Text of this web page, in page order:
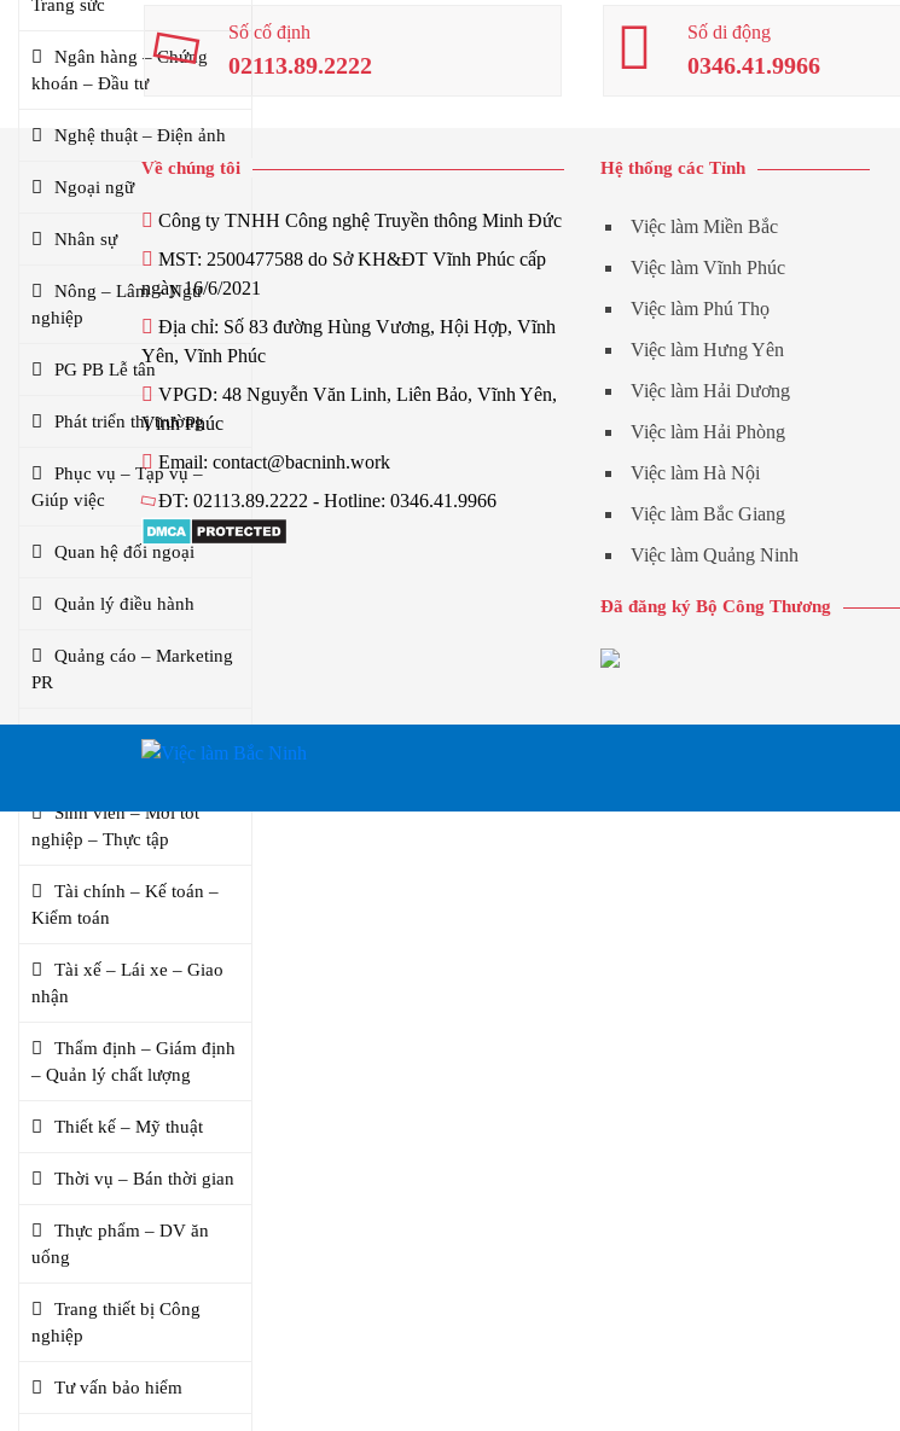
Trang sức
Ngân hàng – Chứng
khoán – Đầu tư
Nghệ thuật – Điện ảnh
Ngoại ngữ
Nhân sự
Nông – Lâm – Ngư
nghiệp
PG PB Lễ tân
Phát triển thị trường
Phục vụ – Tạp vụ –
Giúp việc
Quan hệ đối ngoại
Quản lý điều hành
Quảng cáo – Marketing
PR
Sinh viên – Mới tốt
nghiệp – Thực tập
Tài chính – Kế toán –
Kiểm toán
Tài xế – Lái xe – Giao
nhận
Thẩm định – Giám định
– Quản lý chất lượng
Thiết kế – Mỹ thuật
Thời vụ – Bán thời gian
Thực phẩm – DV ăn
uống
Trang thiết bị Công
nghiệp
Tư vấn bảo hiểm
Số cố định
02113.89.2222
Số di động
0346.41.9966
Về chúng tôi
Công ty TNHH Công nghệ Truyền thông Minh Đức
MST: 2500477588 do Sở KH&ĐT Vĩnh Phúc cấp
ngày 16/6/2021
Địa chỉ: Số 83 đường Hùng Vương, Hội Hợp, Vĩnh
Yên, Vĩnh Phúc
VPGD: 48 Nguyễn Văn Linh, Liên Bảo, Vĩnh Yên,
Vĩnh Phúc
Email: contact@bacninh.work
ĐT: 02113.89.2222 - Hotline: 0346.41.9966
Hệ thống các Tỉnh
Việc làm Miền Bắc
Việc làm Vĩnh Phúc
Việc làm Phú Thọ
Việc làm Hưng Yên
Việc làm Hải Dương
Việc làm Hải Phòng
Việc làm Hà Nội
Việc làm Bắc Giang
Việc làm Quảng Ninh
Đã đăng ký Bộ Công Thương